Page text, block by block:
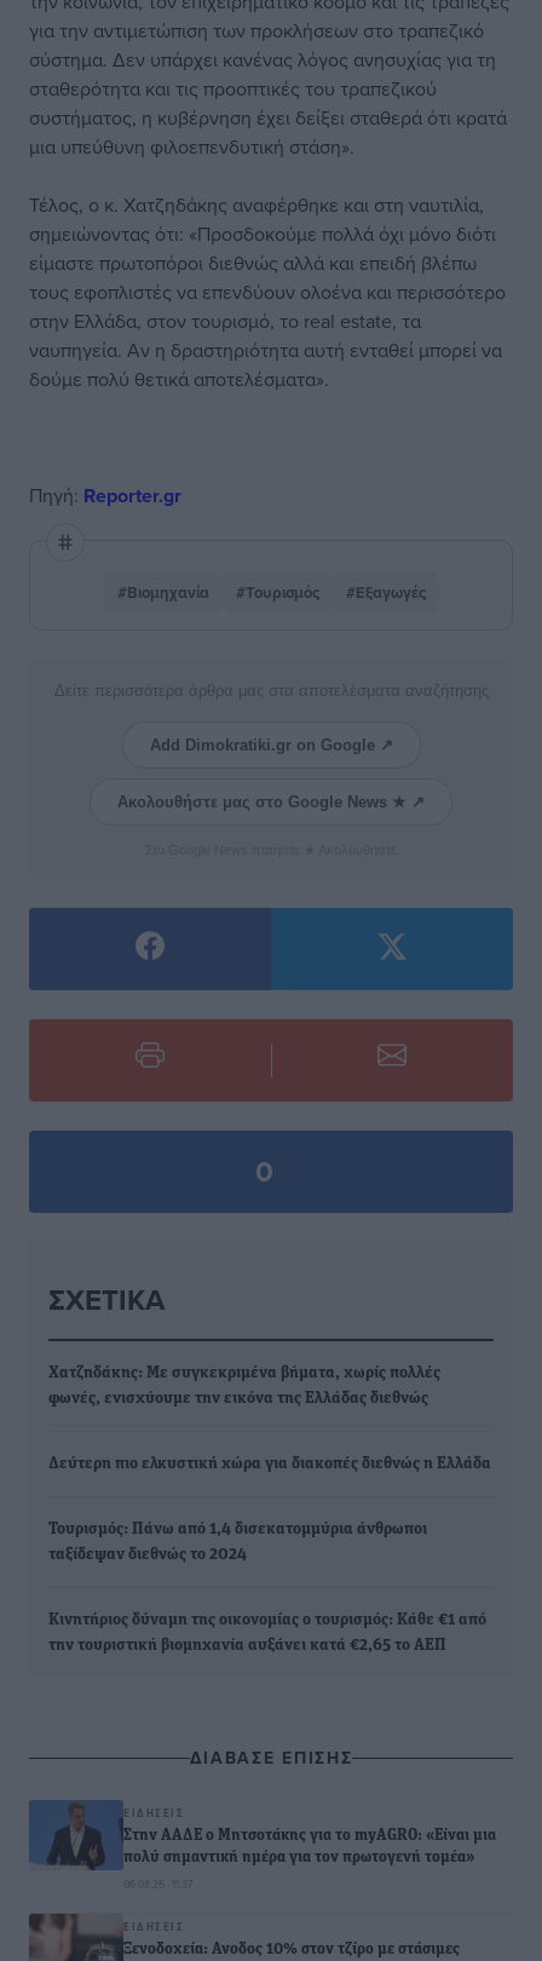
για την αντιμετώπιση των προκλήσεων στο τραπεζικό
σύστημα. Δεν υπάρχει κανένας λόγος ανησυχίας για τη
σταθερότητα και τις προοπτικές του τραπεζικού
συστήματος, η κυβέρνηση έχει δείξει σταθερά ότι κρατά
μια υπεύθυνη φιλοεπενδυτική στάση».
Τέλος, ο κ. Χατζηδάκης αναφέρθηκε και στη ναυτιλία,
σημειώνοντας ότι: «Προσδοκούμε πολλά όχι μόνο διότι
είμαστε πρωτοπόροι διεθνώς αλλά και επειδή βλέπω
τους εφοπλιστές να επενδύουν ολοένα και περισσότερο
στην Ελλάδα, στον τουρισμό, το real estate, τα
ναυπηγεία. Αν η δραστηριότητα αυτή ενταθεί μπορεί να
δούμε πολύ θετικά αποτελέσματα».
Πηγή: Reporter.gr
#Βιομηχανία #Τουρισμός #Εξαγωγές
Δείτε περισσότερα άρθρα μας στα αποτελέσματα αναζήτησης
Add Dimokratiki.gr on Google ↗
Ακολουθήστε μας στο Google News ★ ↗
0
ΣΧΕΤΙΚΆ
Χατζηδάκης: Με συγκεκριμένα βήματα, χωρίς πολλές
φωνές, ενισχύουμε την εικόνα της Ελλάδας διεθνώς
Δεύτερη πιο ελκυστική χώρα για διακοπές διεθνώς η Ελλάδα
Τουρισμός: Πάνω από 1,4 δισεκατομμύρια άνθρωποι
ταξίδεψαν διεθνώς το 2024
Κινητήριος δύναμη της οικονομίας ο τουρισμός: Κάθε €1 από
την τουριστική βιομηχανία αυξάνει κατά €2,65 το ΑΕΠ
ΔΙΑΒΑΣΕ ΕΠΙΣΗΣ
ΕΙΔΉΣΕΙΣ
Στην ΑΑΔΕ ο Μητσοτάκης για το myAGRO: «Είναι μια
πολύ σημαντική ημέρα για τον πρωτογενή τομέα»
06.08.26 · 11:37
ΕΙΔΉΣΕΙΣ
Ξενοδοχεία: Ανοδος 10% στον τζίρο με στάσιμες